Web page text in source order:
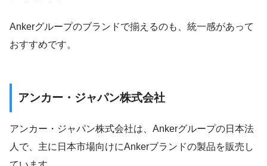
Ankerグループのブランドで揃えるのも、統一感があって
おすすめです。
アンカー・ジャパン株式会社
アンカー・ジャパン株式会社は、Ankerグループの日本法
人で、主に日本市場向けにAnkerブランドの製品を販売し